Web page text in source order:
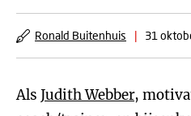
Ronald Buitenhuis | 31
Als Judith Webber,